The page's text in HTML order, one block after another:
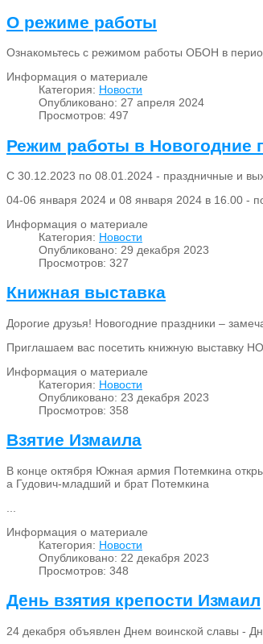
О режиме работы
Ознакомьтесь с режимом работы ОБОН в
Информация о материале
Категория: Новости
Опубликовано: 27 апреля 2024
Просмотров: 497
Режим работы в Новогодние
С 30.12.2023 по 08.01.2024 - праздничные и
04-06 января 2024 и 08 января 2024 в 16.00 -
Информация о материале
Категория: Новости
Опубликовано: 29 декабря 2023
Просмотров: 327
Книжная выставка
Дорогие друзья! Новогодние праздники –
Приглашаем вас посетить книжную выставку
Информация о материале
Категория: Новости
Опубликовано: 23 декабря 2023
Просмотров: 358
Взятие Измаила
В конце октября Южная армия Потемкина
а Гудович-младший и брат Потемкина
Информация о материале
Категория: Новости
Опубликовано: 22 декабря 2023
Просмотров: 348
День взятия крепости Измаил
24 декабря объявлен Днем воинской славы -